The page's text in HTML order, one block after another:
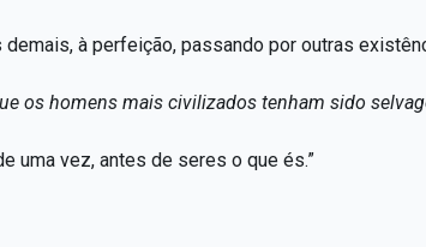
demais, à perfeição, passando por outras
os homens mais civilizados tenham sido
uma vez, antes de seres o que és.”